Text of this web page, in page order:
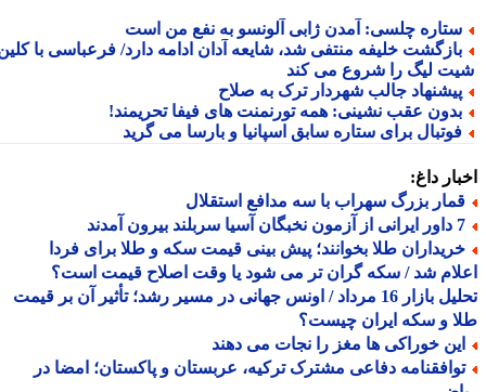
چلسی: آمدن ژابی آلونسو به نفع من است
خلیفه منتفی شد، شایعه آدان ادامه دارد/ فرعباسی با کلین
لیگ را شروع می کند
جالب شهردار ترک به صلاح
عقب نشینی: همه تورنمنت های فیفا تحریمند!
برای ستاره سابق اسپانیا و بارسا می گرید
داغ:
بزرگ سهراب با سه مدافع استقلال
طلا بخوانند؛ پیش بینی قیمت سکه و طلا برای فردا
شد / سکه گران تر می شود یا وقت اصلاح قیمت است؟
تحلیل بازار 16 مرداد / اونس جهانی در مسیر رشد؛ تأثیر آن بر قیمت
و سکه ایران چیست؟
خوراکی ها مغز را نجات می دهند
دفاعی مشترک ترکیه، عربستان و پاکستان؛ امضا در